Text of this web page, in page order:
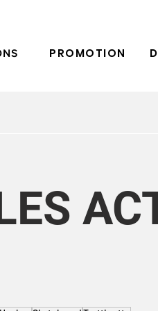
PROMOTION